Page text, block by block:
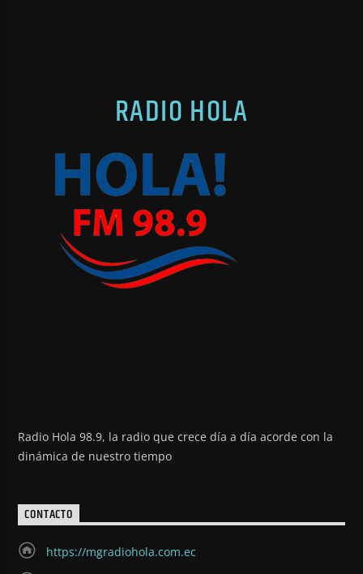
RADIO HOLA
Radio Hola 98.9, la radio que crece día a día acorde con la
dinámica de nuestro tiempo
CONTACTO
https://mgradiohola.com.ec